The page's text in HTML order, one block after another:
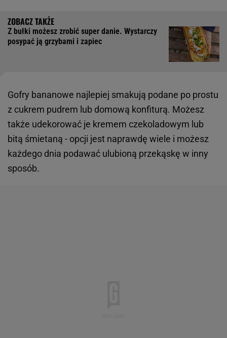
Z bułki możesz zrobić super danie. Wystarczy
posypać ją grzybami i zapiec
Gofry bananowe najlepiej smakują podane po prostu
z cukrem pudrem lub domową konfiturą. Możesz
także udekorować je kremem czekoladowym lub
bitą śmietaną - opcji jest naprawdę wiele i możesz
każdego dnia podawać ulubioną przekąskę w inny
sposób.